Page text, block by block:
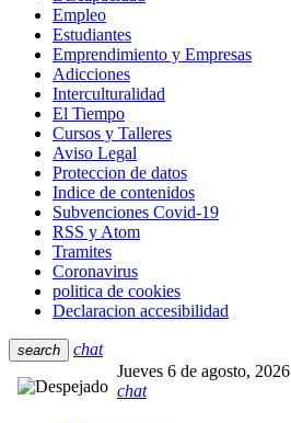
Empleo
Estudiantes
Emprendimiento y Empresas
Adicciones
Interculturalidad
El Tiempo
Cursos y Talleres
Aviso Legal
Proteccion de datos
Indice de contenidos
Subvenciones Covid-19
RSS y Atom
Tramites
Coronavirus
politica de cookies
Declaracion accesibilidad
search
chat
Jueves 6 de agosto, 2026
chat